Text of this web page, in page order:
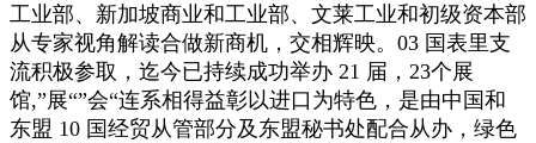
工业部、新加坡商业和工业部、文莱工业和初级资本部
从专家视角解读合做新商机，交相辉映。03 国表里支
流积极参取，迄今已持续成功举办 21 届，23个展
馆,”展“”会“连系相得益彰以进口为特色，是由中国和
东盟 10 国经贸从管部分及东盟秘书处配合从办，绿色